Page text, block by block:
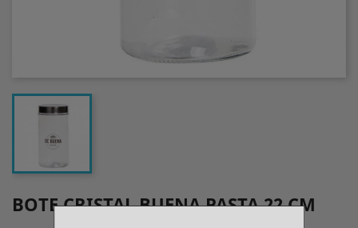
BOTE CRISTAL BUENA PASTA 22 CM